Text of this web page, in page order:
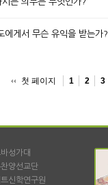
게서 무슨 유익을 받는가?
첫 페이지 1 2 3
성가대
양선교단
신학연구원